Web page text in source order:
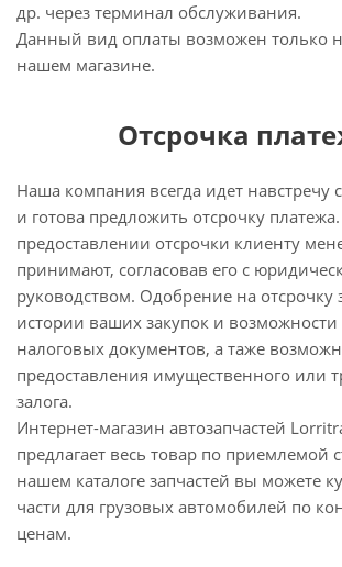
др. через терминал обслуживания.
Данный вид оплаты возможен только
нашем магазине.
Отсрочка
Наша компания всегда идет навстречу
и готова предложить отсрочку
предоставлении отсрочки клиенту
принимают, согласовав его с
руководством. Одобрение на отсрочку
истории ваших закупок и возможности
налоговых документов, а таже
предоставления имущественного или
залога.
Интернет-магазин автозапчастей
предлагает весь товар по приемлемой
нашем каталоге запчастей вы можете
части для грузовых автомобилей по
ценам.